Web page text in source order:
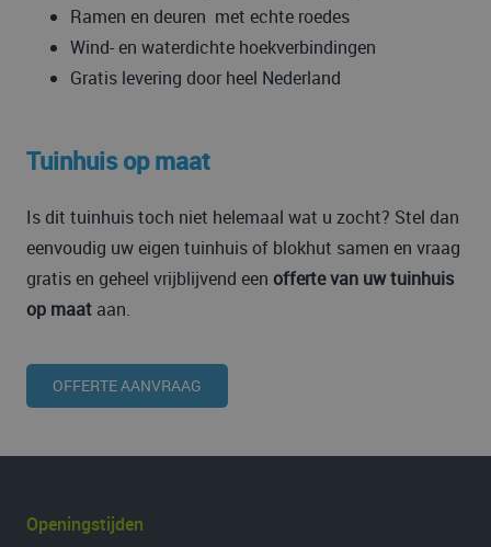
Ramen en deuren met echte roedes
Wind- en waterdichte hoekverbindingen
Gratis levering door heel Nederland
Tuinhuis op maat
Is dit tuinhuis toch niet helemaal wat u zocht? Stel dan
eenvoudig uw eigen tuinhuis of blokhut samen en vraag
gratis en geheel vrijblijvend een offerte van uw tuinhuis
op maat aan.
OFFERTE AANVRAAG
Openingstijden